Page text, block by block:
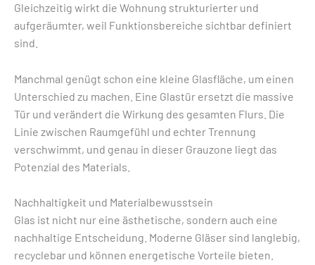
Gleichzeitig wirkt die Wohnung strukturierter und
aufgeräumter, weil Funktionsbereiche sichtbar definiert
sind.
Manchmal genügt schon eine kleine Glasfläche, um einen
Unterschied zu machen. Eine Glastür ersetzt die massive
Tür und verändert die Wirkung des gesamten Flurs. Die
Linie zwischen Raumgefühl und echter Trennung
verschwimmt, und genau in dieser Grauzone liegt das
Potenzial des Materials.
Nachhaltigkeit und Materialbewusstsein
Glas ist nicht nur eine ästhetische, sondern auch eine
nachhaltige Entscheidung. Moderne Gläser sind langlebig,
recyclebar und können energetische Vorteile bieten.